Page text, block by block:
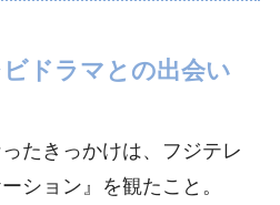
ドラマとの出会い
たきっかけは、フジテレ
ション』を観たこと。